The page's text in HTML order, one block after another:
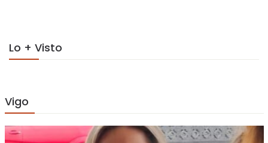
Lo + Visto
Vigo